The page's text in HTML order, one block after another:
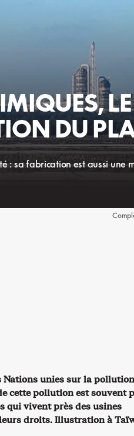
DU
: sa fabrication est aussi une
Nations unies sur la pollution
cette pollution est souvent
qui vivent près des usines
droits. Illustration à